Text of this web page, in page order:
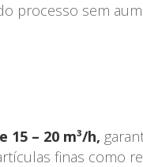
processo sem
– 20 m³/h,
finas como